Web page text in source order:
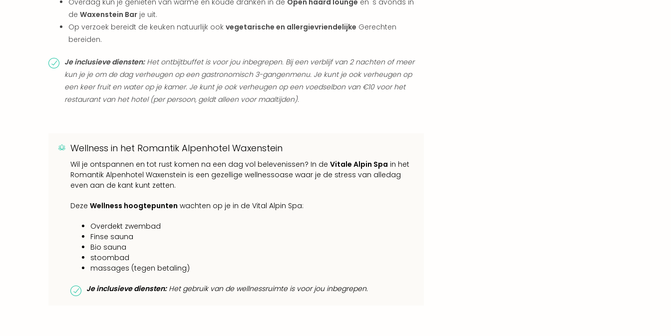
de Waxenstein Bar je uit.
Op verzoek bereidt de keuken natuurlijk ook vegetarische en allergievriendelijke Gerechten
bereiden.
Je inclusieve diensten:Het ontbijtbuffet is voor jou inbegrepen. Bij een verblijf van 2 nachten of meer
kun je je om de dag verheugen op een gastronomisch 3-gangenmenu. Je kunt je ook verheugen op
een keer fruit en water op je kamer. Je kunt je ook verheugen op een voedselbon van €10 voor het
restaurant van het hotel (per persoon, geldt alleen voor maaltijden).
Wellness in het Romantik Alpenhotel Waxenstein
Wil je ontspannen en tot rust komen na een dag vol belevenissen? In de Vitale Alpin Spa in het
Romantik Alpenhotel Waxenstein is een gezellige wellnessoase waar je de stress van alledag
even aan de kant kunt zetten.
Deze Wellness hoogtepunten wachten op je in de Vital Alpin Spa:
Overdekt zwembad
Finse sauna
Bio sauna
stoombad
massages (tegen betaling)
Je inclusieve diensten:Het gebruik van de wellnessruimte is voor jou inbegrepen.